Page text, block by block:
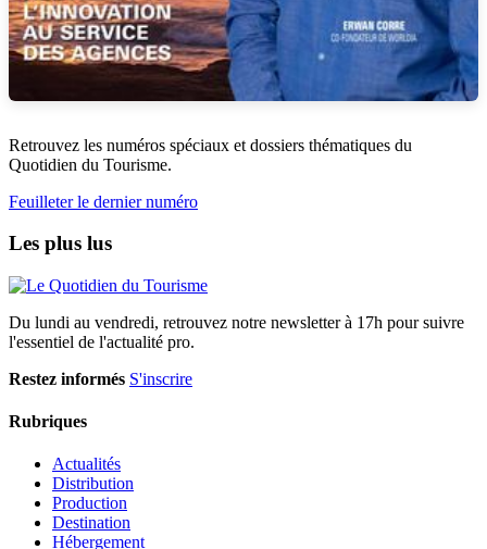
Retrouvez les numéros spéciaux et dossiers thématiques du
Quotidien du Tourisme.
Feuilleter le dernier numéro
Les plus lus
Du lundi au vendredi, retrouvez notre newsletter à 17h pour suivre
l'essentiel de l'actualité pro.
Restez informés S'inscrire
Rubriques
Actualités
Distribution
Production
Destination
Hébergement